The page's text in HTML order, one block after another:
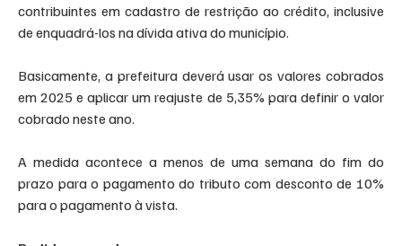
contribuintes em cadastro de restrição ao crédito, inclusive
de enquadrá-los na dívida ativa do município.
Basicamente, a prefeitura deverá usar os valores cobrados
em 2025 e aplicar um reajuste de 5,35% para definir o valor
cobrado neste ano.
A medida acontece a menos de uma semana do fim do
prazo para o pagamento do tributo com desconto de 10%
para o pagamento à vista.